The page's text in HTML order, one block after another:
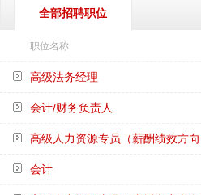
全部招聘职位
职位名称
高级法务经理
会计/财务负责人
高级人力资源专员（薪酬绩效方向..
会计